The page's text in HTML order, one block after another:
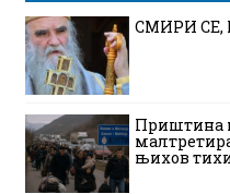
СМИРИ СЕ,
Приштина
њихов